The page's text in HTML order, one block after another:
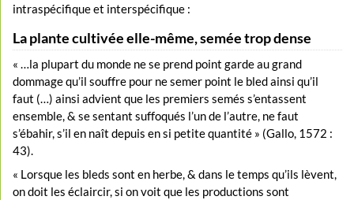
intraspécifique et interspécifique :
La plante cultivée elle-même, semée trop dense
« …la plupart du monde ne se prend point garde au grand
dommage qu’il souffre pour ne semer point le bled ainsi qu’il
faut (…) ainsi advient que les premiers semés s’entassent
ensemble, & se sentant suffoqués l’un de l’autre, ne faut
s’ébahir, s’il en naît depuis en si petite quantité » (Gallo, 1572 :
43).
« Lorsque les bleds sont en herbe, & dans le temps qu’ils lèvent,
on doit les éclaircir, si on voit que les productions sont